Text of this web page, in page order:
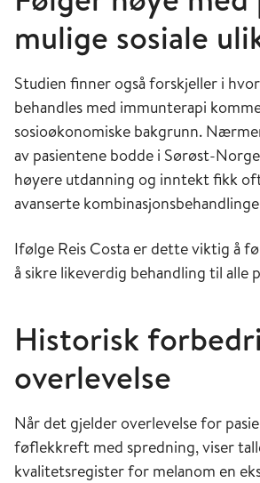
mulige sosiale
Studien finner også forskjeller i
behandles med immunterapi
sosioøkonomiske bakgrunn.
av pasientene bodde i Sørøst-
høyere utdanning og inntekt fikk
avanserte
Ifølge Reis Costa er dette viktig å
å sikre likeverdig behandling til alle
Historisk
overlevelse
Når det gjelder overlevelse for
føflekkreft med spredning, viser
kvalitetsregister for melanom en